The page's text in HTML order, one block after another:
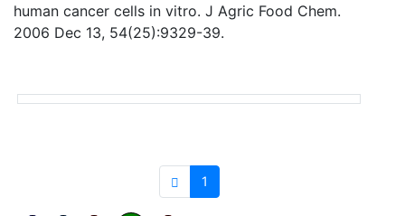
human cancer cells in vitro. J Agric Food Chem.
2006 Dec 13, 54(25):9329-39.
1